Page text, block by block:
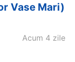
Vase Mari)
Acum 4 zile